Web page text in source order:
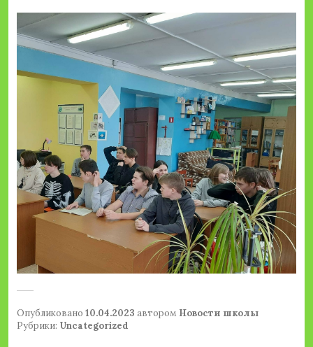
Опубликовано 10.04.2023 автором Новости школы
Рубрики: Uncategorized